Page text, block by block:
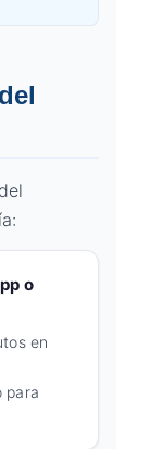
o
en
para